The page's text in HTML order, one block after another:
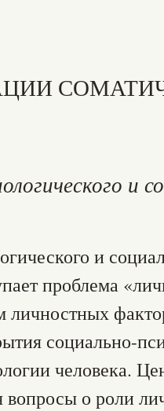
и
и
проблема
личностных
социально-
человека.
вопросы о роли